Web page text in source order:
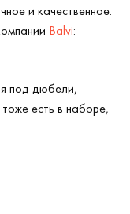
и качественное.
Balvi:
под дюбели,
есть в наборе,